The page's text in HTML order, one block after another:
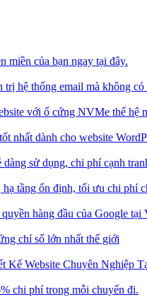
miền của bạn ngay tại đây.
trị hệ thống email mà không
với ổ cứng NVMe thế hệ
nhất dành cho website
sử dụng, chi phí cạnh
hạ tầng ổn định, tối ưu chi phí
hàng đầu của Google tại
chỉ số lớn nhất thế giới
Kế Website Chuyên Nghiệp
chi phí trong mỗi chuyến đi.